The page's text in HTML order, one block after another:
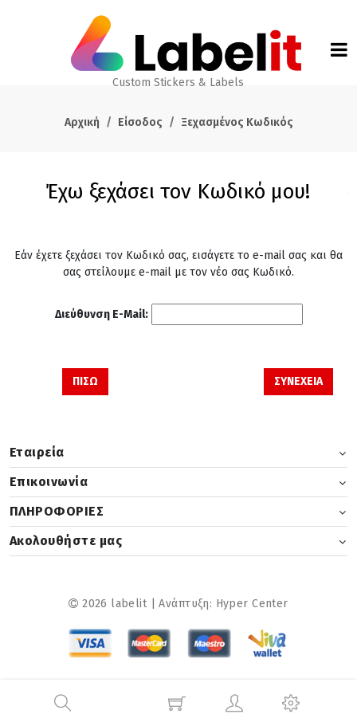
Custom Stickers & Labels
Αρχική Είσοδος Ξεχασμένος Κωδικός
Έχω ξεχάσει τον Κωδικό μου!
Εάν έχετε ξεχάσει τον Κωδικό σας, εισάγετε το e-mail σας και θα
σας στείλουμε e-mail με τον νέο σας Κωδικό.
Διεύθυνση E-Mail:
ΠΙΣΩ
Εταιρεία
Επικοινωνία
ΠΛΗΡΟΦΟΡΙΕΣ
Ακολουθήστε μας
2026 labelit | Ανάπτυξη: Hyper Center